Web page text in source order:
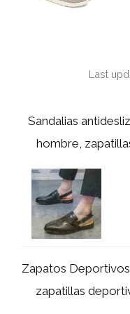
Last
Sandalias
hombre,
Zapatos
zapatillas